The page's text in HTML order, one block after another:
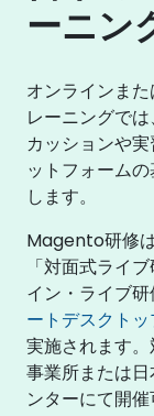
ーニン
オンラインま
レーニングで
カッションや
ットフォーム
します。
Magento研修
「対面式ライ
イン・ライブ研
ートデスクト
実施されます
事業所または
ンターにて開催